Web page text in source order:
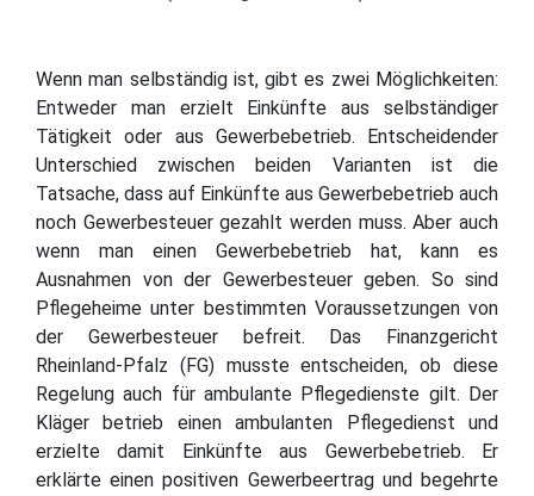
Wenn man selbständig ist, gibt es zwei Möglichkeiten:
Entweder man erzielt Einkünfte aus selbständiger
Tätigkeit oder aus Gewerbebetrieb. Entscheidender
Unterschied zwischen beiden Varianten ist die
Tatsache, dass auf Einkünfte aus Gewerbebetrieb auch
noch Gewerbesteuer gezahlt werden muss. Aber auch
wenn man einen Gewerbebetrieb hat, kann es
Ausnahmen von der Gewerbesteuer geben. So sind
Pflegeheime unter bestimmten Voraussetzungen von
der Gewerbesteuer befreit. Das Finanzgericht
Rheinland-Pfalz (FG) musste entscheiden, ob diese
Regelung auch für ambulante Pflegedienste gilt. Der
Kläger betrieb einen ambulanten Pflegedienst und
erzielte damit Einkünfte aus Gewerbebetrieb. Er
erklärte einen positiven Gewerbeertrag und begehrte